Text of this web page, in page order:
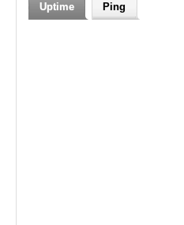
Uptime Ping